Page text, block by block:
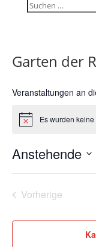
Garten der
Veranstaltungen an
HinweisEs wurden
Anstehende
Vorherige